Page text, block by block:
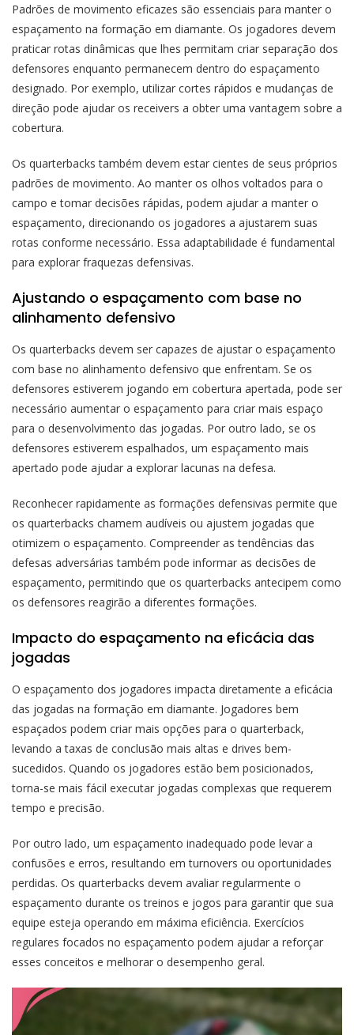
Padrões de movimento eficazes são essenciais para manter o
espaçamento na formação em diamante. Os jogadores devem
praticar rotas dinâmicas que lhes permitam criar separação dos
defensores enquanto permanecem dentro do espaçamento
designado. Por exemplo, utilizar cortes rápidos e mudanças de
direção pode ajudar os receivers a obter uma vantagem sobre a
cobertura.
Os quarterbacks também devem estar cientes de seus próprios
padrões de movimento. Ao manter os olhos voltados para o
campo e tomar decisões rápidas, podem ajudar a manter o
espaçamento, direcionando os jogadores a ajustarem suas
rotas conforme necessário. Essa adaptabilidade é fundamental
para explorar fraquezas defensivas.
Ajustando o espaçamento com base no
alinhamento defensivo
Os quarterbacks devem ser capazes de ajustar o espaçamento
com base no alinhamento defensivo que enfrentam. Se os
defensores estiverem jogando em cobertura apertada, pode ser
necessário aumentar o espaçamento para criar mais espaço
para o desenvolvimento das jogadas. Por outro lado, se os
defensores estiverem espalhados, um espaçamento mais
apertado pode ajudar a explorar lacunas na defesa.
Reconhecer rapidamente as formações defensivas permite que
os quarterbacks chamem audíveis ou ajustem jogadas que
otimizem o espaçamento. Compreender as tendências das
defesas adversárias também pode informar as decisões de
espaçamento, permitindo que os quarterbacks antecipem como
os defensores reagirão a diferentes formações.
Impacto do espaçamento na eficácia das
jogadas
O espaçamento dos jogadores impacta diretamente a eficácia
das jogadas na formação em diamante. Jogadores bem
espaçados podem criar mais opções para o quarterback,
levando a taxas de conclusão mais altas e drives bem-
sucedidos. Quando os jogadores estão bem posicionados,
torna-se mais fácil executar jogadas complexas que requerem
tempo e precisão.
Por outro lado, um espaçamento inadequado pode levar a
confusões e erros, resultando em turnovers ou oportunidades
perdidas. Os quarterbacks devem avaliar regularmente o
espaçamento durante os treinos e jogos para garantir que sua
equipe esteja operando em máxima eficiência. Exercícios
regulares focados no espaçamento podem ajudar a reforçar
esses conceitos e melhorar o desempenho geral.